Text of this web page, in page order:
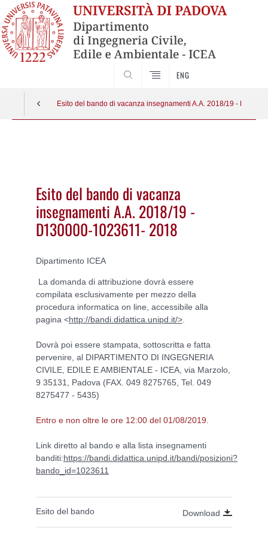
ENG
Esito del bando di vacanza insegnamenti A.A. 2018/19 -
Esito del bando di vacanza
insegnamenti A.A. 2018/19 -
D130000-1023611- 2018
Dipartimento ICEA
La domanda di attribuzione dovrà essere
compilata esclusivamente per mezzo della
procedura informatica on line, accessibile alla
pagina <http://bandi.didattica.unipd.it/>
Dovrà poi essere stampata, sottoscritta e fatta
pervenire, al DIPARTIMENTO DI INGEGNERIA
CIVILE, EDILE E AMBIENTALE - ICEA, via Marzolo,
9 35131, Padova (FAX. 049 8275765, Tel. 049
8275477 - 5435)
Entro e non oltre le ore 12:00 del 01/08/2019.
Link diretto al bando e alla lista insegnamenti
banditi:https://bandi.didattica.unipd.it/bandi/posizioni?
bando_id=1023611
Esito del bando Download